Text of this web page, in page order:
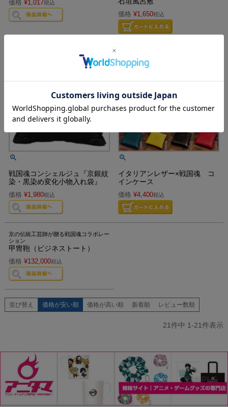
価格 ¥1,017税込
価格 ¥1,650税込
戦国魂コンシェルジュ『京銀紋
染・黒染め変化小物入れ袋』
価格 ¥1,980税込
イタリアンレザー×戦国魂 コ
インケース
価格 ¥4,400税込
京の伝統工芸師が贈る戦国魂コラボレー
ション
甲冑鞄（ビジネストート）
価格 ¥132,000税込
並び替え 価格が安い順 価格が高い順 新着順 レビュー数順
21件中 1-21件表示